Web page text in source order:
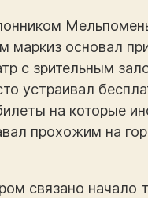
маркиз основал
с зрительным
устраивал
на которые
прохожим на
связано начало